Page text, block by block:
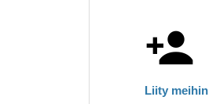
Liity meihin